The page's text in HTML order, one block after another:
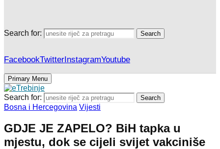
Search for: Search
FacebookTwitterInstagramYoutube
Primary Menu
Search for: Search
Bosna i Hercegovina Vijesti
GDJE JE ZAPELO? BiH tapka u
mjestu, dok se cijeli svijet vakciniše